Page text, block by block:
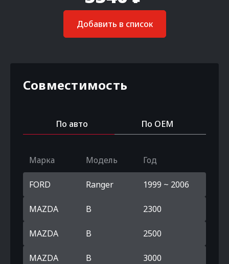
Добавить в список
Совместимость
По авто По OEM
Марка Модель Год
FORD Ranger 1999 ~ 2006
MAZDA B 2300
MAZDA B 2500
MAZDA B 3000